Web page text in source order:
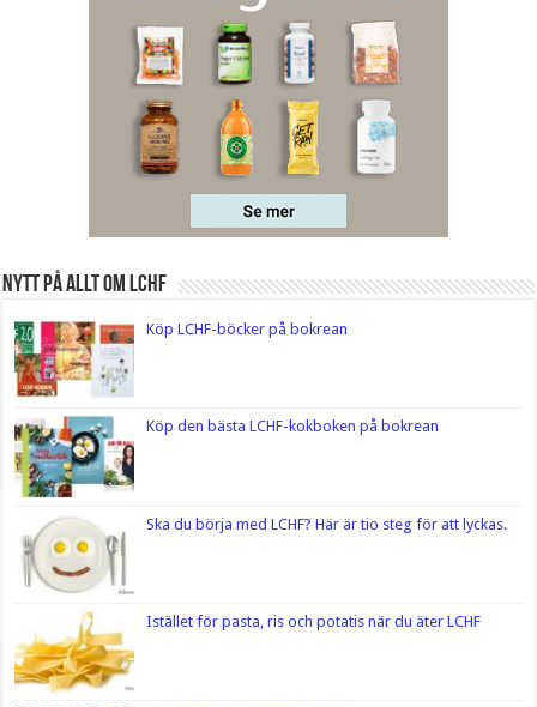
Nytt på Allt om LCHF
Köp LCHF-böcker på bokrean
Köp den bästa LCHF-kokboken på bokrean
Ska du börja med LCHF? Här är tio steg för att lyckas.
Istället för pasta, ris och potatis när du äter LCHF